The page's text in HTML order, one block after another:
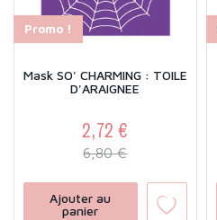
Promo !
Mask SO' CHARMING : TOILE
D'ARAIGNEE
Prix
2,72 €
Prix de base
6,80 €
Ajouter au
panier